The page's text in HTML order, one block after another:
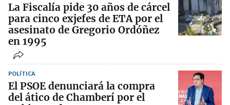
La Fiscalía pide 30 años de cárcel
para cinco exjefes de ETA por el
asesinato de Gregorio Ordóñez
en 1995
POLÍTICA
El PSOE denunciará la compra
del ático de Chamberí por el